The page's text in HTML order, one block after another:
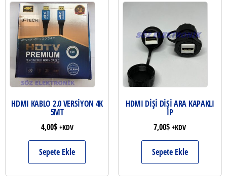
HDMI KABLO 2.0 VERSİYON 4K
5MT
4,00$ +KDV
Sepete Ekle
HDMI DİŞİ DİŞİ ARA KAPAKLI
IP
7,00$ +KDV
Sepete Ekle